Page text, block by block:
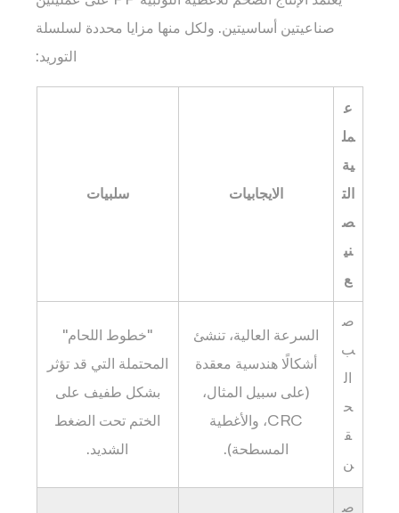
المشتركة
11
(الأسئلة
الشائعة)
هل
هذه
الأغطية
مناسبة
للتعبئة
بدرجة
عالية؟
11.2
كيف
صناعيتين أساسيتين. ولكل منها مزايا محددة لسلسلة
التوريد:
ع
مل
ية
الت
ص
ني
ع
الايجابيات سلبيات
ص
ب
ال
ح
ق
ن
السرعة العالية، تنشئ
أشكالًا هندسية معقدة
(على سبيل المثال،
CRC، والأغطية
المسطحة).
"خطوط اللحام"
المحتملة التي قد تؤثر
بشكل طفيف على
الختم تحت الضغط
الشديد.
ص